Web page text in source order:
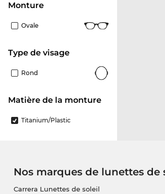
Monture
Ovale
Type de visage
Rond
Matière de la monture
Titanium/plastic
Nos marques de lunettes
Carrera Lunettes de soleil